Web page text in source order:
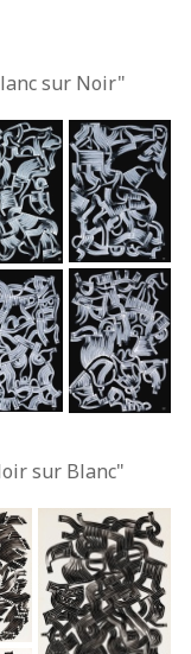
sur Noir"
sur Blanc"